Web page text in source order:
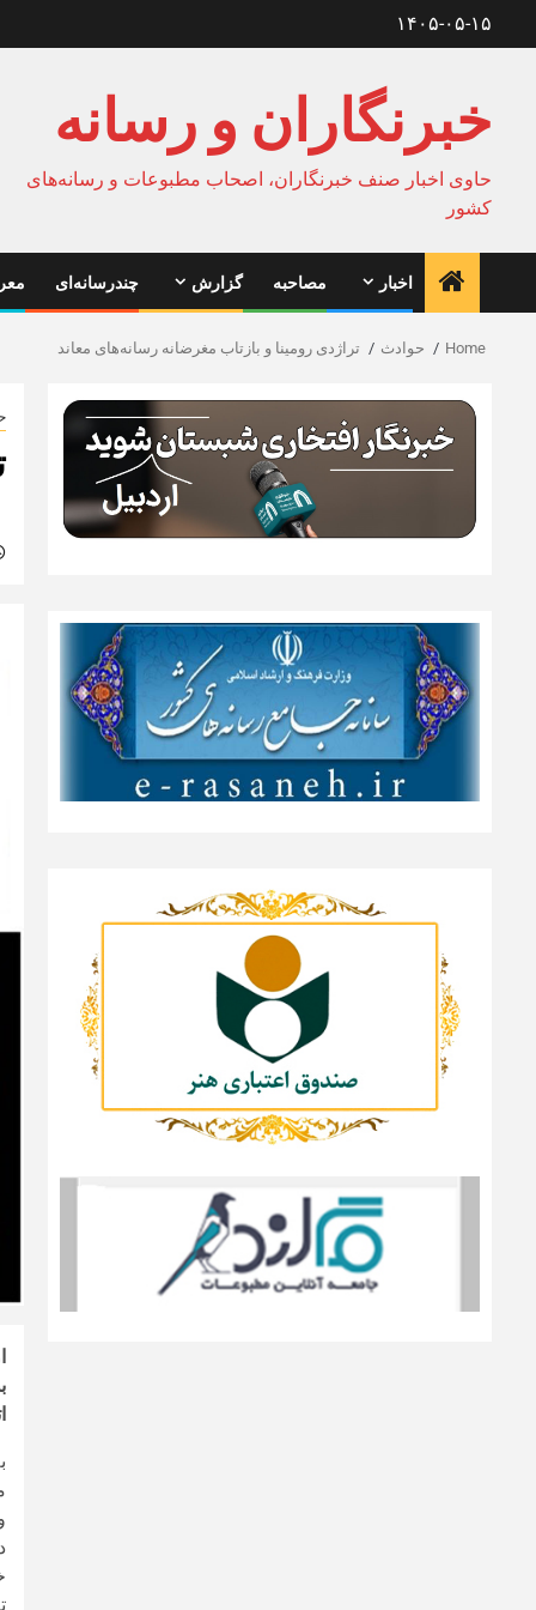
۱۴۰۵-۰۵-۱۵
خبرنگاران و رسانه
حاوی اخبار صنف خبرنگاران، اصحاب مطبوعات و رسانه‌های
کشور
اخبار مصاحبه گزارش چندرسانه‌ای
Home حوادث تراژدی رومینا و بازتاب مغرضانه رسانه‌های معاند